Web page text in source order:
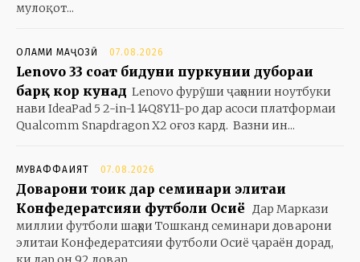
мулоқот...
ОЛАМИ МАҶОЗӢ 07.08.2026
Lenovo 33 соат бидуни пуркунии дубораи
барқ кор кунад Lenovo фурӯши ҷаҳонии ноутбуки
нави IdeaPad 5 2-in-1 14Q8Y11-ро дар асоси платформаи
Qualcomm Snapdragon X2 оғоз кард. Вазни ин...
МУВАФФАҚИЯТ 07.08.2026
Доварони тоҷик дар семинари элитаи
Конфедератсияи футболи Осиё Дар Маркази
миллии футболи шаҳри Тошканд семинари доварони
элитаи Конфедератсияи футболи Осиё ҷараён дорад,